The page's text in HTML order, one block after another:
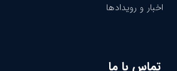
اخبار و رویدادها
تماس با ما